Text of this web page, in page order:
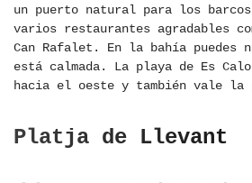
un puerto natural para los
varios restaurantes agradables
Can Rafalet. En la bahía puedes
está calmada. La playa de Es
hacia el oeste y también vale la
Platja de Llevant